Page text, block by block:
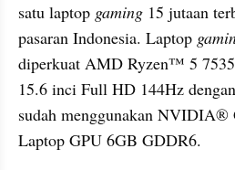
satu laptop gaming 15 jutaan
pasaran Indonesia. Laptop
diperkuat AMD Ryzen™ 5
15.6 inci Full HD 144Hz
sudah menggunakan
Laptop GPU 6GB GDDR6.